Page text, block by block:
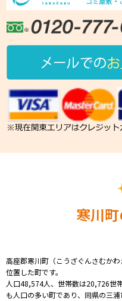
寒川
高座郡寒川町（こうざぐんさむか
位置した町です。
人口48,574人、世帯数は20,726世
も人口の多い町であり、同県の三浦